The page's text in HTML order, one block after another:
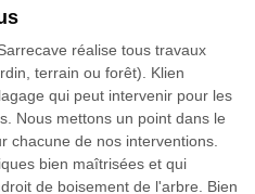
réalise tous travaux
terrain ou forêt). Klien
qui peut intervenir pour les
Nous mettons un point dans le
chacune de nos interventions.
bien maîtrisées et qui
de boisement de l'arbre. Bien